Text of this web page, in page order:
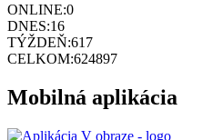
ONLINE:0
DNES:16
TÝŽDEŇ:617
CELKOM:624897
Mobilná aplikácia